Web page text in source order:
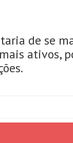
de se
ativos,